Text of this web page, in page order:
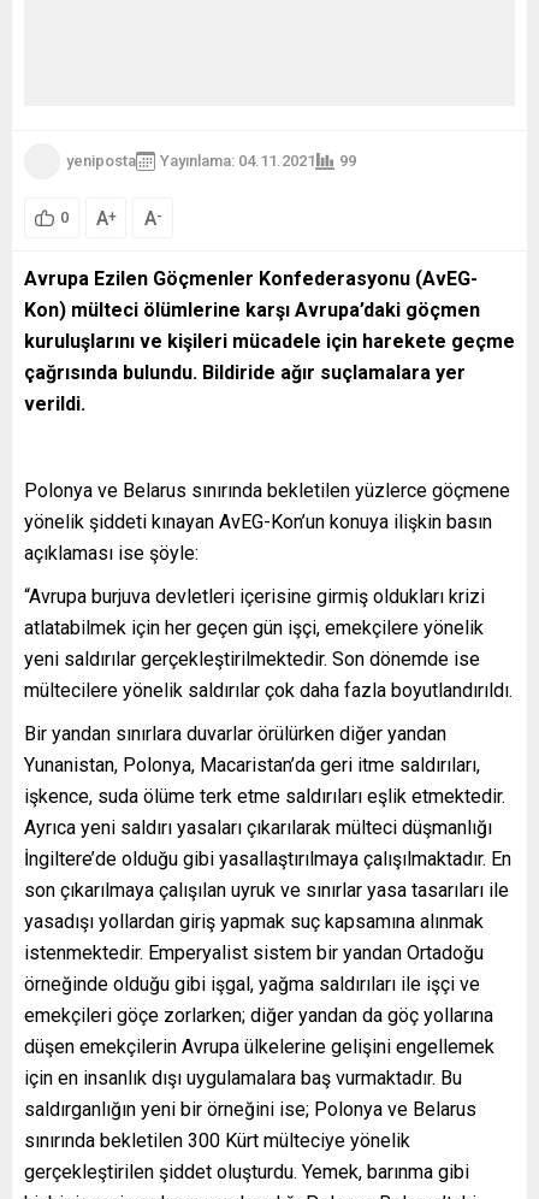
yeniposta Yayınlama: 04.11.2021 99
0 A+ A-
Avrupa Ezilen Göçmenler Konfederasyonu (AvEG-
Kon) mülteci ölümlerine karşı Avrupa’daki göçmen
kuruluşlarını ve kişileri mücadele için harekete geçme
çağrısında bulundu. Bildiride ağır suçlamalara yer
verildi.
Polonya ve Belarus sınırında bekletilen yüzlerce göçmene
yönelik şiddeti kınayan AvEG-Kon’un konuya ilişkin basın
açıklaması ise şöyle:
“Avrupa burjuva devletleri içerisine girmiş oldukları krizi
atlatabilmek için her geçen gün işçi, emekçilere yönelik
yeni saldırılar gerçekleştirilmektedir. Son dönemde ise
mültecilere yönelik saldırılar çok daha fazla boyutlandırıldı.
Bir yandan sınırlara duvarlar örülürken diğer yandan
Yunanistan, Polonya, Macaristan’da geri itme saldırıları,
işkence, suda ölüme terk etme saldırıları eşlik etmektedir.
Ayrıca yeni saldırı yasaları çıkarılarak mülteci düşmanlığı
İngiltere’de olduğu gibi yasallaştırılmaya çalışılmaktadır. En
son çıkarılmaya çalışılan uyruk ve sınırlar yasa tasarıları ile
yasadışı yollardan giriş yapmak suç kapsamına alınmak
istenmektedir. Emperyalist sistem bir yandan Ortadoğu
örneğinde olduğu gibi işgal, yağma saldırıları ile işçi ve
emekçileri göçe zorlarken; diğer yandan da göç yollarına
düşen emekçilerin Avrupa ülkelerine gelişini engellemek
için en insanlık dışı uygulamalara baş vurmaktadır. Bu
saldırganlığın yeni bir örneğini ise; Polonya ve Belarus
sınırında bekletilen 300 Kürt mülteciye yönelik
gerçekleştirilen şiddet oluşturdu. Yemek, barınma gibi